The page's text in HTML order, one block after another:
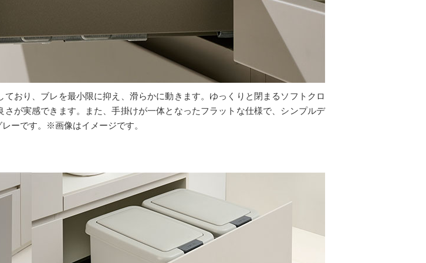
おり、ブレを最小限に抑え、滑らかに動きます。ゆっくりと閉まるソフトクロ
が実感できます。また、手掛けが一体となったフラットな仕様で、シンプルデ
ーです。※画像はイメージです。